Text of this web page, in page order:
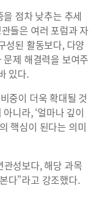
을 점차 낮추는 추세
들은 여러 포럼과 자
성된 활동보다, 다양
제 해결력을 보여주
있다.
중이 더욱 확대될 것
니라, ‘얼마나 깊이
핵심이 된다는 의미
성보다, 해당 과목
다”라고 강조했다.